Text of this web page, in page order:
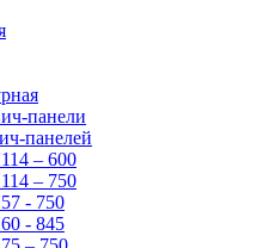
панели
панелей
– 600
– 750
- 750
- 845